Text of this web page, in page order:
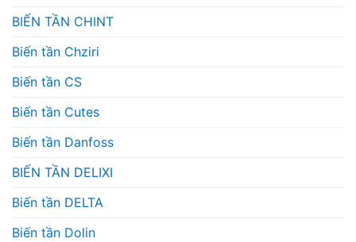
BIẾN TẦN CHINT
Biến tần Chziri
Biến tần CS
Biến tần Cutes
Biến tần Danfoss
BIẾN TẦN DELIXI
Biến tần DELTA
Biến tần Dolin